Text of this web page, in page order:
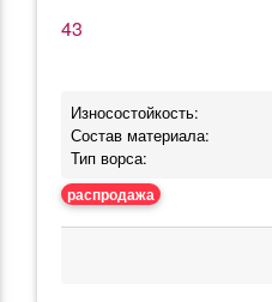
43
Износостойкость:
Состав материала:
Тип ворса:
распродажа